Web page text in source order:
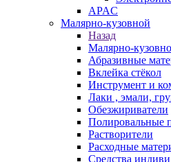
APAC
Малярно-кузовной
Назад
Малярно-
Абразивные
Вклейка стёкол
Инструмент и
Лаки , эмали,
Обезжириватели
Полировальные
Растворители
Расходные
Средства